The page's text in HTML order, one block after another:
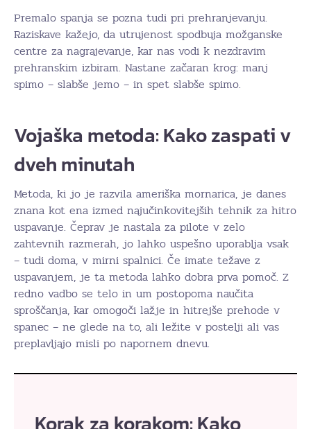
Premalo spanja se pozna tudi pri prehranjevanju.
Raziskave kažejo, da utrujenost spodbuja možganske
centre za nagrajevanje, kar nas vodi k nezdravim
prehranskim izbiram. Nastane začaran krog: manj
spimo – slabše jemo – in spet slabše spimo.
Vojaška metoda: Kako zaspati v
dveh minutah
Metoda, ki jo je razvila ameriška mornarica, je danes
znana kot ena izmed najučinkovitejših tehnik za hitro
uspavanje. Čeprav je nastala za pilote v zelo
zahtevnih razmerah, jo lahko uspešno uporablja vsak
– tudi doma, v mirni spalnici. Če imate težave z
uspavanjem, je ta metoda lahko dobra prva pomoč. Z
redno vadbo se telo in um postopoma naučita
sproščanja, kar omogoči lažje in hitrejše prehode v
spanec – ne glede na to, ali ležite v postelji ali vas
preplavljajo misli po napornem dnevu.